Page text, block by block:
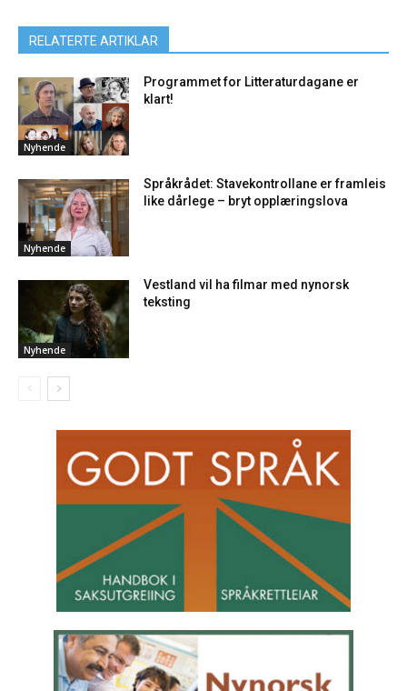
RELATERTE ARTIKLAR
Nyhende
Programmet for Litteraturdagane er
klart!
Nyhende
Språkrådet: Stavekontrollane er framleis
like dårlege – bryt opplæringslova
Nyhende
Vestland vil ha filmar med nynorsk
teksting